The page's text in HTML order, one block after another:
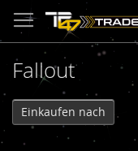
zum
Inhalt
Fallout
Einkaufen nach